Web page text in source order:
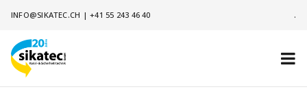
INFO@SIKATEC.CH |+41 55 243 46 40 .